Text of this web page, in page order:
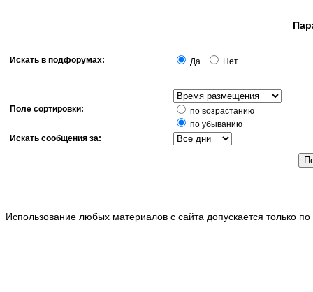
Искать в подфорумах: Да Нет
Поле сортировки:
по возрастанию
по убыванию
Искать сообщения за:
Использование любых материалов с сайта допускается только